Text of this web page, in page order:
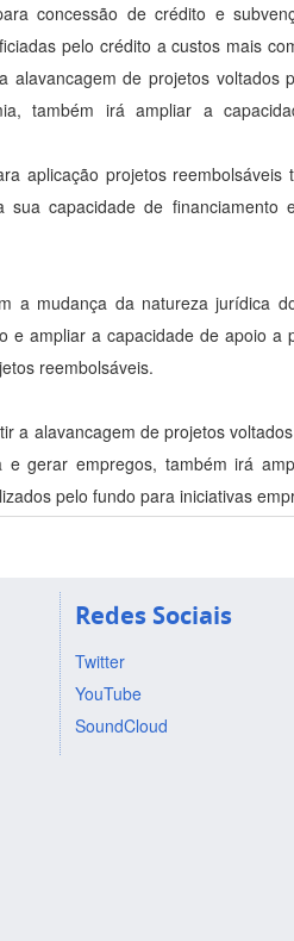
concessão de crédito e
pelo crédito a custos mais
alavancagem de projetos
também irá ampliar a
aplicação projetos
sua capacidade de
a mudança da natureza jurídica
e ampliar a capacidade de apoio a
reembolsáveis.
a alavancagem de projetos
e gerar empregos, também irá
pelo fundo para iniciativas
Redes Sociais
Twitter
YouTube
SoundCloud